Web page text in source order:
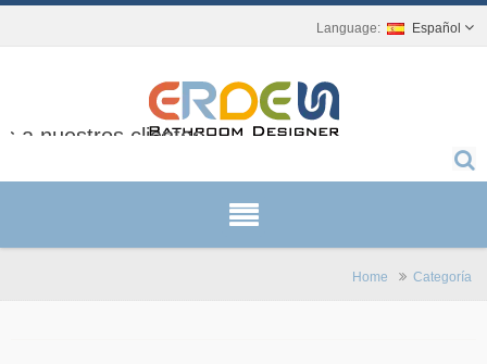
Español
a nuestros clientes.
Home Categoría